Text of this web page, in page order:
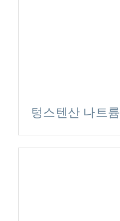
텅스텐산 나트륨